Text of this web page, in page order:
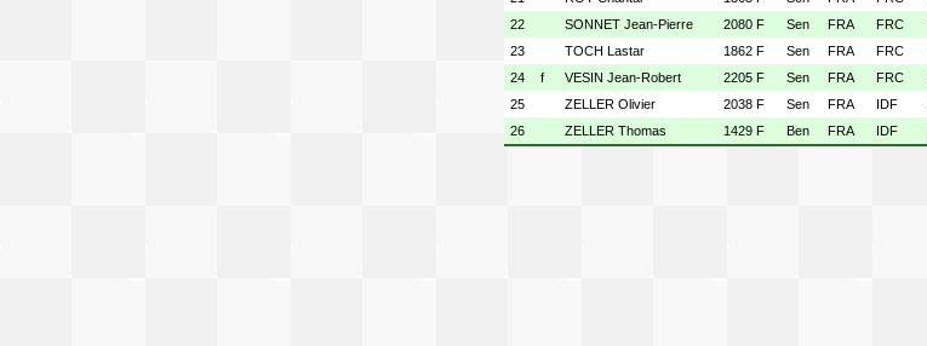
22
SONNET Jean-Pierre 2080 F Sen FRA FRC
23
TOCH Lastar 1862 F Sen FRA FRC
24
f VESIN Jean-Robert 2205 F Sen FRA FRC
25
ZELLER Olivier 2038 F Sen FRA IDF
26
ZELLER Thomas 1429 F Ben FRA IDF